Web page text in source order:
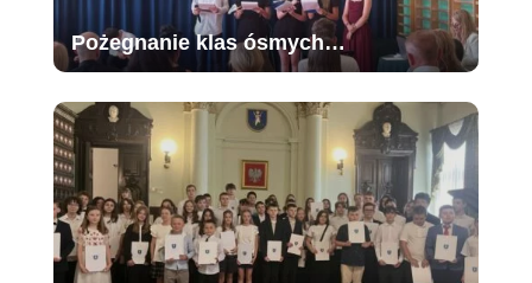
Pożegnanie klas ósmych…